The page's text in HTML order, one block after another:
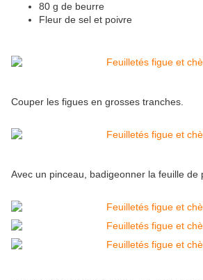
80 g de beurre
Fleur de sel et poivre
Couper les figues en grosses tranches.
Avec un pinceau, badigeonner la feuille de